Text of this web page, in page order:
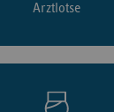
Arztlotse